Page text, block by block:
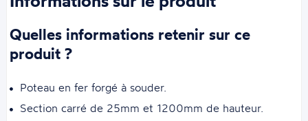
Quelles informations retenir sur ce
produit ?
Poteau en fer forgé à souder.
Section carré de 25mm et 1200mm de hauteur.